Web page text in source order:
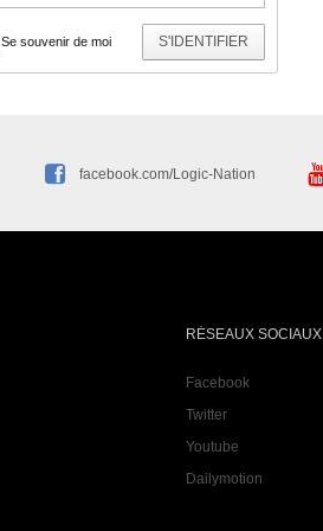
S'IDENTIFIER
Se souvenir de moi
facebook.com/Logic-Nation
RÉSEAUX SOCIAUX
Facebook
Twitter
Youtube
Dailymotion